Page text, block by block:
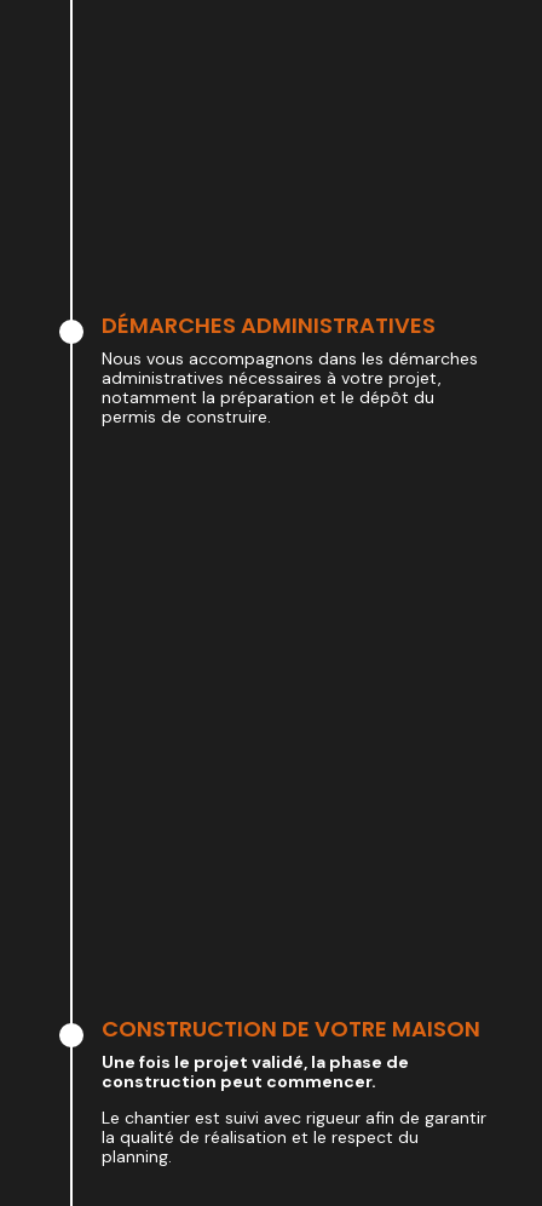
DÉMARCHES ADMINISTRATIVES
Nous vous accompagnons dans les démarches
administratives nécessaires à votre projet,
notamment la préparation et le dépôt du
permis de construire.
CONSTRUCTION DE VOTRE MAISON
Une fois le projet validé, la phase de
construction peut commencer.
Le chantier est suivi avec rigueur afin de garantir
la qualité de réalisation et le respect du
planning.